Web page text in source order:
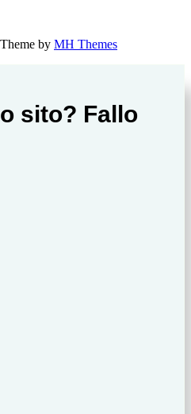
by MH Themes
sito? Fallo